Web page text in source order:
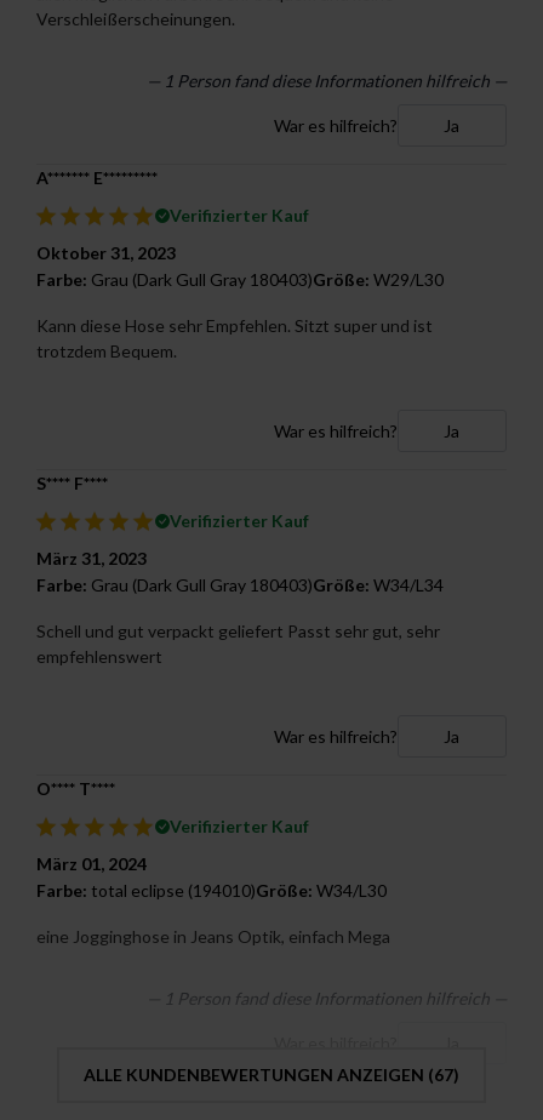
Verschleißerscheinungen.
— 1 Person fand diese Informationen hilfreich —
War es hilfreich? Ja
A******* E*********
Verifizierter Kauf
Oktober 31, 2023
Farbe: Grau (Dark Gull Gray 180403)Größe:W29/L30
Kann diese Hose sehr Empfehlen. Sitzt super und ist
trotzdem Bequem.
War es hilfreich? Ja
S**** F****
Verifizierter Kauf
März 31, 2023
Farbe: Grau (Dark Gull Gray 180403)Größe:W34/L34
Schell und gut verpackt geliefert Passt sehr gut, sehr
empfehlenswert
War es hilfreich? Ja
O**** T****
Verifizierter Kauf
März 01, 2024
Farbe: total eclipse (194010)Größe:W34/L30
eine Jogginghose in Jeans Optik, einfach Mega
— 1 Person fand diese Informationen hilfreich —
ALLE KUNDENBEWERTUNGEN ANZEIGEN (67)